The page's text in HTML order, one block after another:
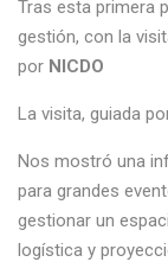
Tras esta primera
gestión, con la
por NICDO
La visita, guiada
Nos mostró una
para grandes
gestionar un
logística y